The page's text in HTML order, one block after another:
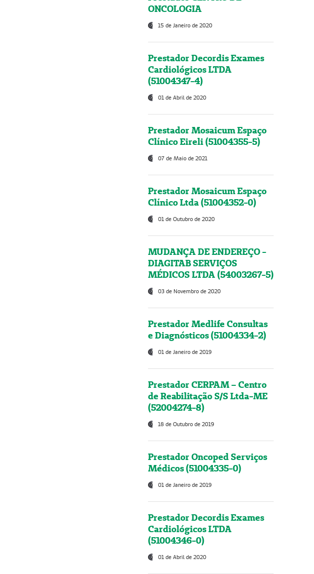
ONCOLOGIA
15 de Janeiro de 2020
Prestador Decordis Exames
Cardiológicos LTDA
(51004347-4)
01 de Abril de 2020
Prestador Mosaicum Espaço
Clínico Eireli (51004355-5)
07 de Maio de 2021
Prestador Mosaicum Espaço
Clínico Ltda (51004352-0)
01 de Outubro de 2020
MUDANÇA DE ENDEREÇO -
DIAGITAB SERVIÇOS
MÉDICOS LTDA (54003267-5)
03 de Novembro de 2020
Prestador Medlife Consultas
e Diagnósticos (51004334-2)
01 de Janeiro de 2019
Prestador CERPAM – Centro
de Reabilitação S/S Ltda-ME
(52004274-8)
18 de Outubro de 2019
Prestador Oncoped Serviços
Médicos (51004335-0)
01 de Janeiro de 2019
Prestador Decordis Exames
Cardiológicos LTDA
(51004346-0)
01 de Abril de 2020